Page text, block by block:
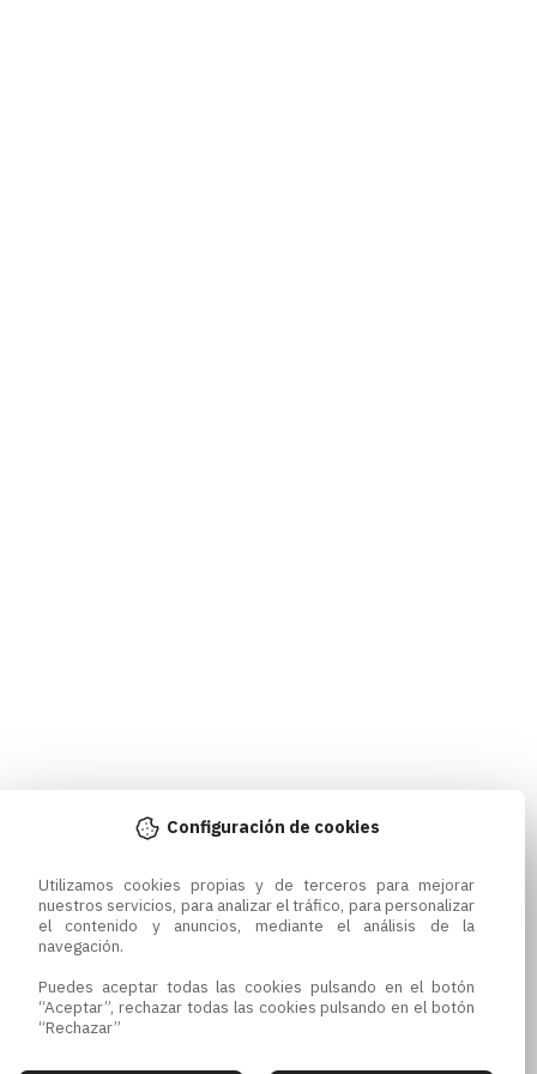
Configuración de cookies
Utilizamos cookies propias y de terceros para mejorar
nuestros servicios, para analizar el tráfico, para personalizar
el contenido y anuncios, mediante el análisis de la
navegación.
Puedes aceptar todas las cookies pulsando en el botón
“Aceptar”, rechazar todas las cookies pulsando en el botón
“Rechazar”